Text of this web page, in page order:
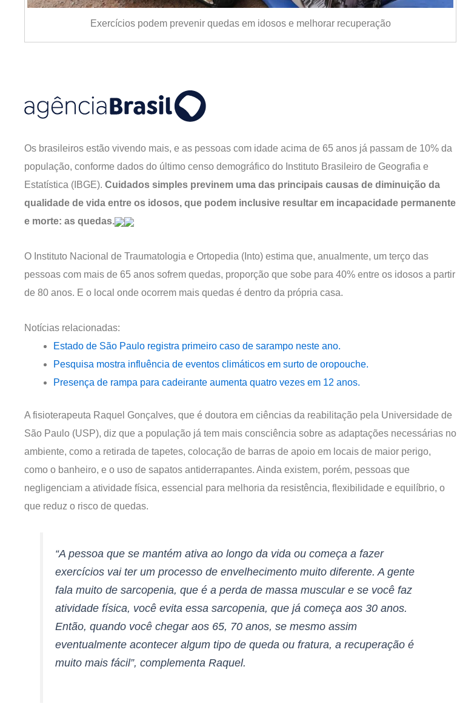
Exercícios podem prevenir quedas em idosos e melhorar recuperação
Os brasileiros estão vivendo mais, e as pessoas com idade acima de 65 anos já passam de 10% da
população, conforme dados do último censo demográfico do Instituto Brasileiro de Geografia e
Estatística (IBGE). Cuidados simples previnem uma das principais causas de diminuição da
qualidade de vida entre os idosos, que podem inclusive resultar em incapacidade permanente
e morte: as quedas.
O Instituto Nacional de Traumatologia e Ortopedia (Into) estima que, anualmente, um terço das
pessoas com mais de 65 anos sofrem quedas, proporção que sobe para 40% entre os idosos a partir
de 80 anos. E o local onde ocorrem mais quedas é dentro da própria casa.
Notícias relacionadas:
Estado de São Paulo registra primeiro caso de sarampo neste ano.
Pesquisa mostra influência de eventos climáticos em surto de oropouche.
Presença de rampa para cadeirante aumenta quatro vezes em 12 anos.
A fisioterapeuta Raquel Gonçalves, que é doutora em ciências da reabilitação pela Universidade de
São Paulo (USP), diz que a população já tem mais consciência sobre as adaptações necessárias no
ambiente, como a retirada de tapetes, colocação de barras de apoio em locais de maior perigo,
como o banheiro, e o uso de sapatos antiderrapantes. Ainda existem, porém, pessoas que
negligenciam a atividade física, essencial para melhoria da resistência, flexibilidade e equilíbrio, o
que reduz o risco de quedas.
“A pessoa que se mantém ativa ao longo da vida ou começa a fazer
exercícios vai ter um processo de envelhecimento muito diferente. A gente
fala muito de sarcopenia, que é a perda de massa muscular e se você faz
atividade física, você evita essa sarcopenia, que já começa aos 30 anos.
Então, quando você chegar aos 65, 70 anos, se mesmo assim
eventualmente acontecer algum tipo de queda ou fratura, a recuperação é
muito mais fácil”, complementa Raquel.